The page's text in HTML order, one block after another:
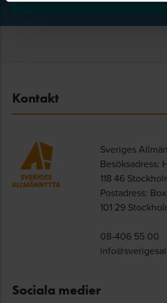
Kontakt
Sveriges
Besöksadress:
118 46
Postadress:
101 29
08-406 55 00
Sociala medier